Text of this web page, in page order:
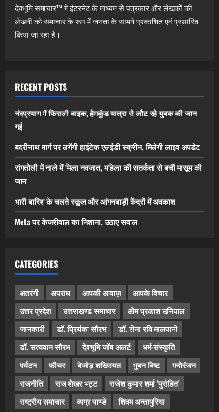
देवभूमि समाचार™ में इंटरनेट के माध्यम से पत्रकार और लेखकों की
लेखनी को समाचार के रूप में जनता के सामने प्रकाशित एवं प्रसारित
किया जा रहा है।
RECENT POSTS
नंदप्रयाग में फिसली बाइक, हेमकुंड यात्रा से लौट रहे युवक की जान
गई
बदरीनाथ मार्ग पर लगेंगी हाईटेक एलईडी स्क्रीन, मिलेगी लाइव अपडेट
रांगतोली में नाले में मिला नवजात, महिला की सतर्कता से बची मासूम की
जान
भारी बारिश के चलते स्कूल और आंगनबाड़ी केंद्रों में अवकाश
Meta पर केजरीवाल का निशाना, उठाए सवाल
CATEGORIES
अतरंगी अपराध आपकी आवाज़
आपके विचार
उत्तर प्रदेश
उत्तराखण्ड समाचार
ओम प्रकाश उनियाल
जानकारी
डॉ. प्रियंका सौरभ
डॉ. रीना रवि मालपानी
डॉ. सत्यवान सौरभ
देवभूमि जॉब अलर्ट
धर्म-संस्कृति
पर्यटन
फीचर बेजोड़ शख्सियत भुवन बिष्ट
मनोरंजन
राजनीति
राज शेखर भट्ट
राजेश कुमार शर्मा ‘पुरोहित’
राष्ट्रीय समाचार
व्यग्र पाण्डे शिवम अन्तापुरिया